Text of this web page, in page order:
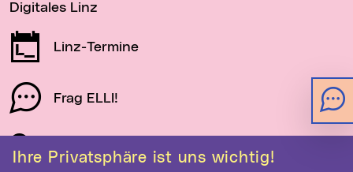
Ihre Privatsphäre ist uns wichtig!
Digitales Linz
Linz-Termine
Frag ELLI!
Schau auf Linz